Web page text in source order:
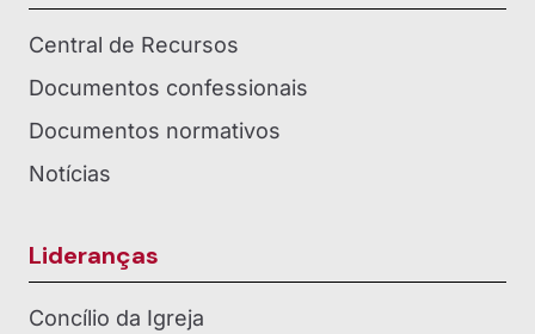
Central de Recursos
Documentos confessionais
Documentos normativos
Notícias
Lideranças
Concílio da Igreja